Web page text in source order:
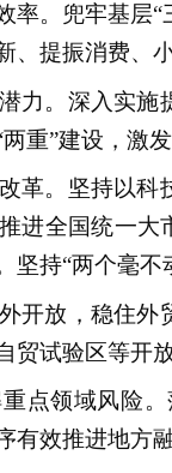
率。兜牢基层
、提振消费、
力。深入实
重”建设，激
革。坚持以
进全国统一
持“两个毫不
开放，稳住外
试验区等开放
点领域风险
有效推进地方